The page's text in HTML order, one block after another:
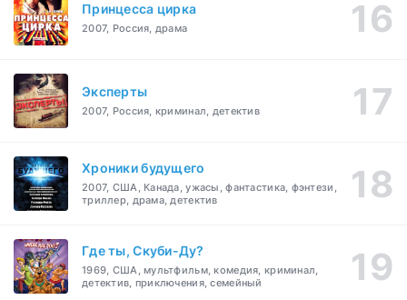
Принцесса цирка
2007, Россия, драма
Эксперты
2007, Россия, криминал, детектив
Хроники будущего
2007, США, Канада, ужасы, фантастика, фэнтези,
триллер, драма, детектив
Где ты, Скуби-Ду?
1969, США, мультфильм, комедия, криминал,
детектив, приключения, семейный